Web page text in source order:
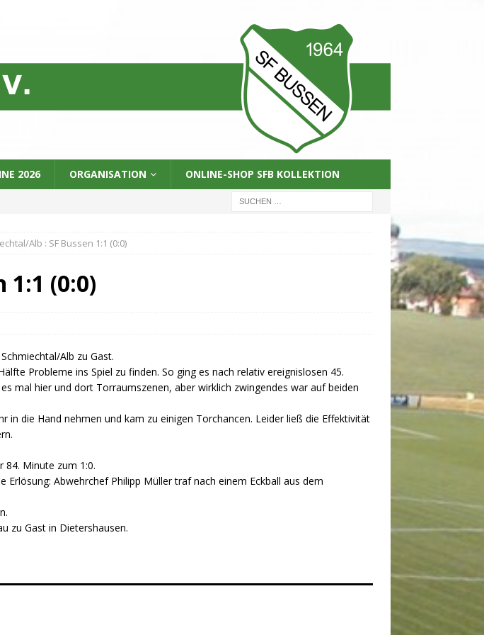
2026 ORGANISATION ONLINE-SHOP SFB KOLLEKTION
Alb : SF Bussen 1:1 (0:0)
1:1 (0:0)
Alb zu Gast.
Probleme ins Spiel zu finden. So ging es nach relativ ereignislosen 45.
mal hier und dort Torraumszenen, aber wirklich zwingendes war auf beiden
die Hand nehmen und kam zu einigen Torchancen. Leider ließ die Effektivität
84. Minute zum 1:0.
Abwehrchef Philipp Müller traf nach einem Eckball aus dem
zu Gast in Dietershausen.